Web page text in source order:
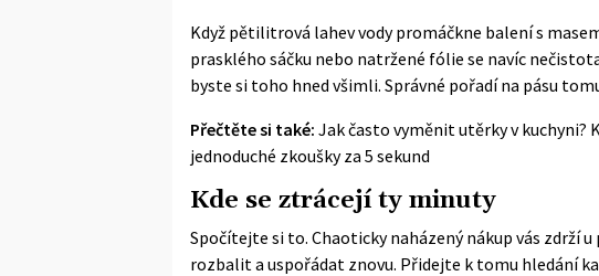
Když pětilitrová lahev vody promáčkne balení s
prasklého sáčku nebo natržené fólie se navíc
byste si toho hned všimli. Správné pořadí na pásu
Přečtěte si také: Jak často vyměnit utěrky v kuchyni?
jednoduché zkoušky za 5 sekund
Kde se ztrácejí ty minuty
Spočítejte si to. Chaoticky naházený nákup vás zdrží
rozbalit a uspořádat znovu. Přidejte k tomu hledání